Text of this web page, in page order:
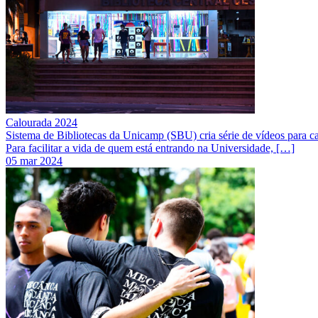
Calourada 2024
Sistema de Bibliotecas da Unicamp (SBU) cria série de vídeos para
Para facilitar a vida de quem está entrando na Universidade, […]
05 mar 2024